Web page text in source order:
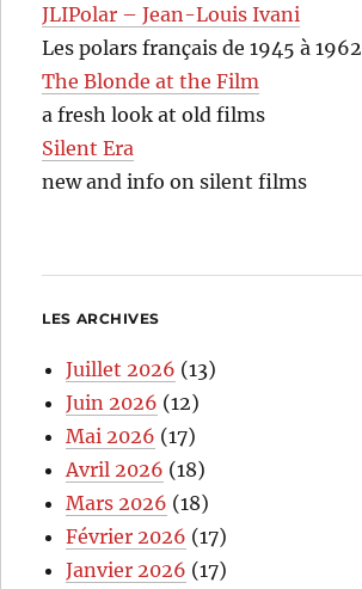
JLIPolar – Jean-Louis Ivani
Les polars français de 1945 à 1962
The Blonde at the Film
a fresh look at old films
Silent Era
new and info on silent films
LES ARCHIVES
Juillet 2026 (13)
Juin 2026 (12)
Mai 2026 (17)
Avril 2026 (18)
Mars 2026 (18)
Février 2026 (17)
Janvier 2026 (17)